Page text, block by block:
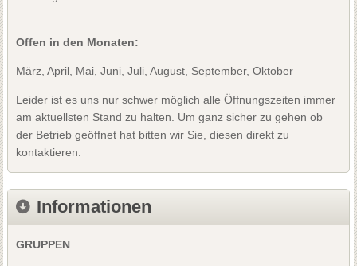
Offen in den Monaten:
März, April, Mai, Juni, Juli, August, September, Oktober
Leider ist es uns nur schwer möglich alle Öffnungszeiten immer
am aktuellsten Stand zu halten. Um ganz sicher zu gehen ob
der Betrieb geöffnet hat bitten wir Sie, diesen direkt zu
kontaktieren.
Informationen
GRUPPEN